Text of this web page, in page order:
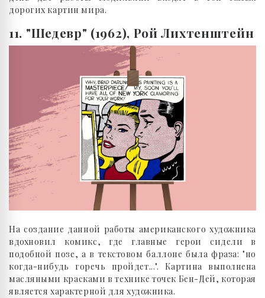
дорогих картин мира.
11. "Шедевр" (1962), Рой Лихтенштейн
На создание данной работы американского художника
вдохновил комикс, где главные герои сидели в
подобной позе, а в текстовом баллоне была фраза: "но
когда-нибудь горечь пройдет...". Картина выполнена
масляными красками в технике точек Бен-Дей, которая
является характерной для художника.